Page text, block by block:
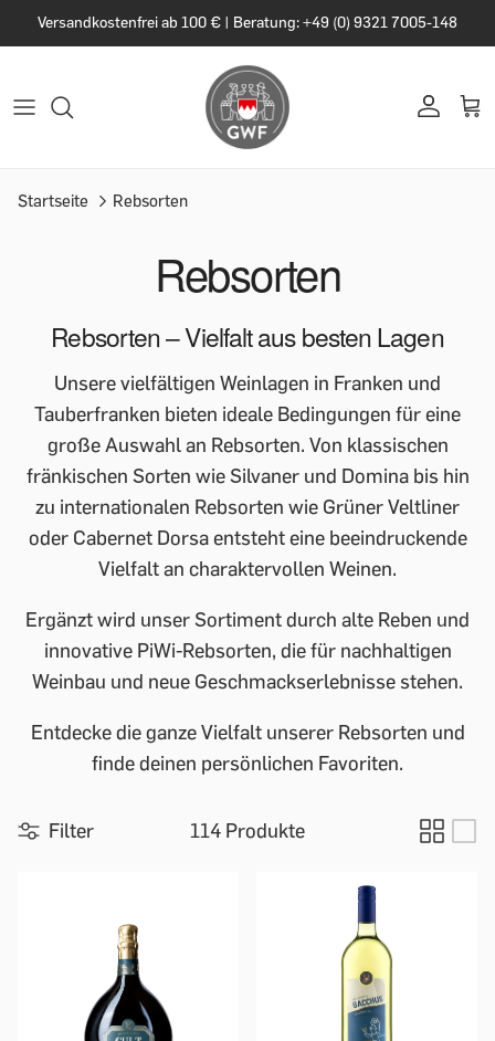
Versandkostenfrei ab 100 € | Beratung: +49 (0) 9321 7005-148
Startseite Rebsorten
Rebsorten
Rebsorten – Vielfalt aus besten Lagen
Unsere vielfältigen Weinlagen in Franken und
Tauberfranken bieten ideale Bedingungen für eine
große Auswahl an Rebsorten. Von klassischen
fränkischen Sorten wie Silvaner und Domina bis hin
zu internationalen Rebsorten wie Grüner Veltliner
oder Cabernet Dorsa entsteht eine beeindruckende
Vielfalt an charaktervollen Weinen.
Ergänzt wird unser Sortiment durch alte Reben und
innovative PiWi-Rebsorten, die für nachhaltigen
Weinbau und neue Geschmackserlebnisse stehen.
Entdecke die ganze Vielfalt unserer Rebsorten und
finde deinen persönlichen Favoriten.
Filter 114 Produkte